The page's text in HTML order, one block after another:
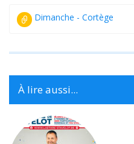
Dimanche - Cortège
À lire aussi...